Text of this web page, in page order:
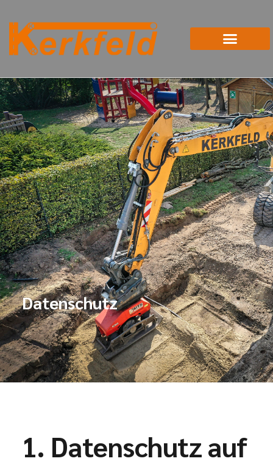
Datenschutz
1. Datenschutz auf